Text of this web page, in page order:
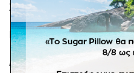
Χατζηγιαννάκη.
Η τιμή αφορά στο ένα
Διαστάσεις: Μήκος 11,5 εκ.